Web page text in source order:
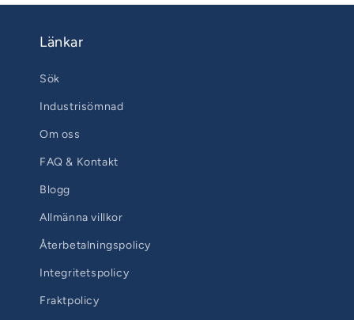
Länkar
Sök
Industrisömnad
Om oss
FAQ & Kontakt
Blogg
Allmänna villkor
Återbetalningspolicy
Integritetspolicy
Fraktpolicy